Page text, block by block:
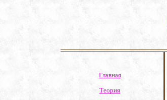
Главная
Теория